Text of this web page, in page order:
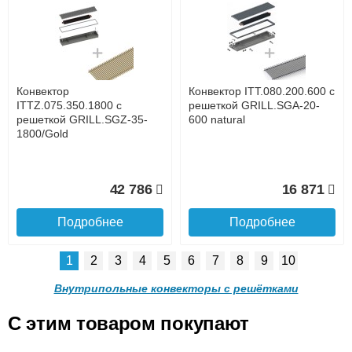
до подъезда
услуга платная
Конвектор ITTL.070.160.800
с решеткой SGL.800.160
champagne
16 318
Подробнее
ITTL.070.160.1000 с
решеткой SGL.1000.160
champagne
17 713
Конвектор
ITTL.070.160.1100 с
решеткой SGL.1100.160
Конвектор
ITTL.070.160.1200 с
решеткой SGL.1200.160
Конвектор
ITTZ.075.350.1800 с
решеткой GRILL.SGZ-35-
1800/Gold
42 786
Подробнее
Конвектор ITT.080.200.600 с
решеткой GRILL.SGA-20-
600 natural
16 871
Подробнее
1 2 3 4 5 6 7 8 9 10
Внутрипольные конвекторы с решётками
C этим товаром покупают